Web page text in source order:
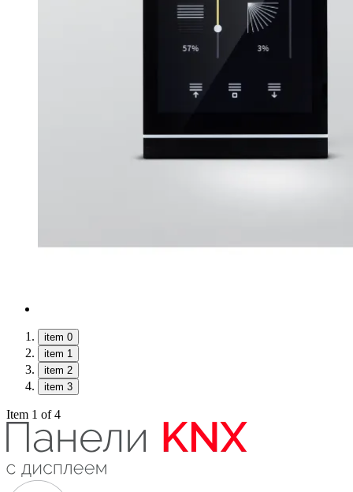
item 0
item 1
item 2
item 3
Item 1 of 4